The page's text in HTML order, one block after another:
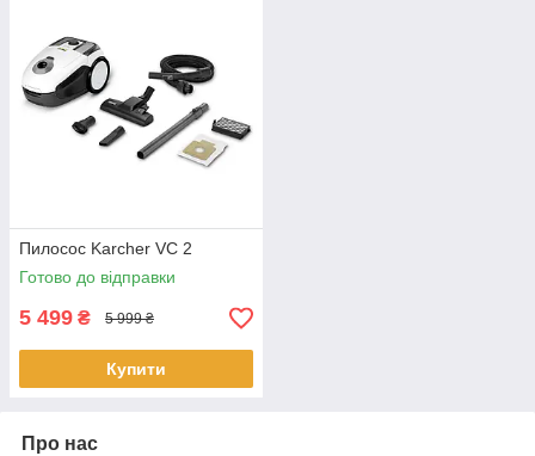
Пилосос Karcher VC 2
Готово до відправки
5 499 ₴ 5 999 ₴
Купити
Про нас